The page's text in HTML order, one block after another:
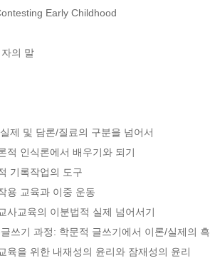
Early Childhood
자의 말
제 및 담론/질료의 구분을 넘어서
적 인식론에서 배우기와 되기
기록작업의 도구
용 교육과 이중 운동
사교육의 이분법적 실제 넘어서기
쓰기 과정: 학문적 글쓰기에서 이론/실제의
육을 위한 내재성의 윤리와 잠재성의 윤리